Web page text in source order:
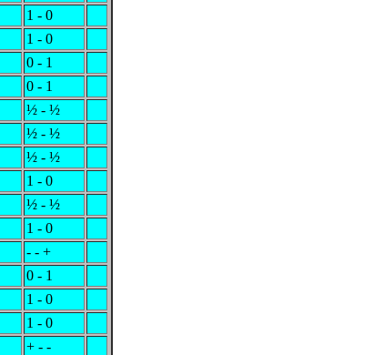
1 - 0
1 - 0
0 - 1
0 - 1
½ - ½
½ - ½
½ - ½
1 - 0
½ - ½
1 - 0
- - +
0 - 1
1 - 0
1 - 0
+ - -